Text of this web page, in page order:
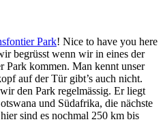
Park! Nice to have you here
begrüsst wenn wir in eines der
Park kommen. Man kennt unser
auf der Tür gibt’s auch nicht.
den Park regelmässig. Er liegt
und Südafrika, die nächste
sind es nochmal 250 km bis